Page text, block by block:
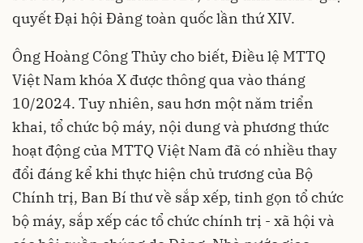
quyết Đại hội Đảng toàn quốc lần thứ XIV.
Ông Hoàng Công Thủy cho biết, Điều lệ MTTQ
Việt Nam khóa X được thông qua vào tháng
10/2024. Tuy nhiên, sau hơn một năm triển
khai, tổ chức bộ máy, nội dung và phương thức
hoạt động của MTTQ Việt Nam đã có nhiều thay
đổi đáng kể khi thực hiện chủ trương của Bộ
Chính trị, Ban Bí thư về sắp xếp, tinh gọn tổ chức
bộ máy, sắp xếp các tổ chức chính trị - xã hội và